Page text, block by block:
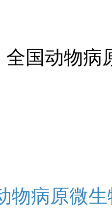
动物病原
物病原微